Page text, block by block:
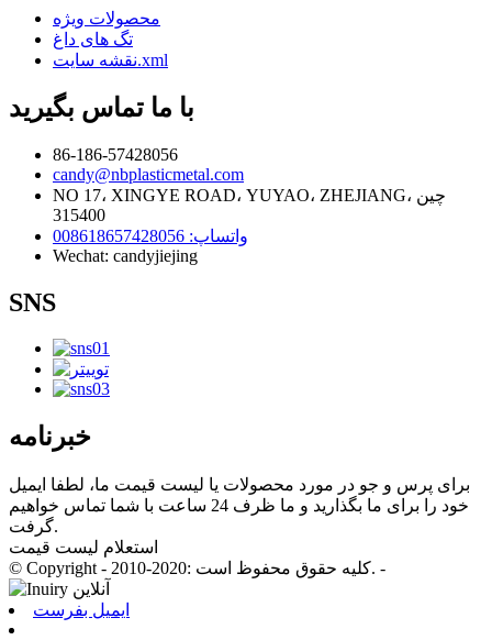
محصولات ویژه
تگ های داغ
نقشه سایت.xml
با ما تماس بگیرید
86-186-57428056
candy@nbplasticmetal.com
NO 17، XINGYE ROAD، YUYAO، ZHEJIANG، چین
315400
واتساپ: 008618657428056
Wechat: candyjiejing
SNS
خبرنامه
برای پرس و جو در مورد محصولات یا لیست قیمت ما، لطفا ایمیل
خود را برای ما بگذارید و ما ظرف 24 ساعت با شما تماس خواهیم
گرفت.
استعلام لیست قیمت
© Copyright - 2010-2020: کلیه حقوق محفوظ است. -
ایمیل بفرست